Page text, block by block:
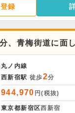
録
、青梅街道に面
丸ノ内線
西新宿駅 徒歩2分
944,970 円(税抜)
東京都新宿区西新宿